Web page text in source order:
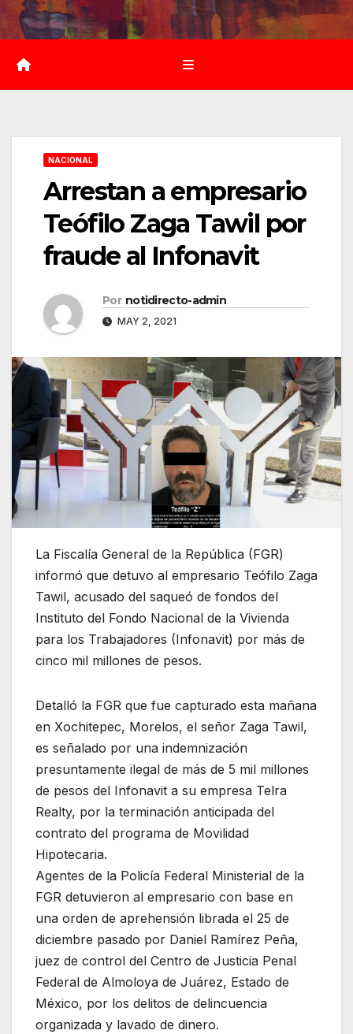
Saltar
al
contenido
NACIONAL
Arrestan a empresario
Teófilo Zaga Tawil por
fraude al Infonavit
Por notidirecto-admin
MAY 2, 2021
La Fiscalía General de la República (FGR)
informó que detuvo al empresario Teófilo Zaga
Tawil, acusado del saqueó de fondos del
Instituto del Fondo Nacional de la Vivienda
para los Trabajadores (Infonavit) por más de
cinco mil millones de pesos.
Detalló la FGR que fue capturado esta mañana
en Xochitepec, Morelos, el señor Zaga Tawil,
es señalado por una indemnización
presuntamente ilegal de más de 5 mil millones
de pesos del Infonavit a su empresa Telra
Realty, por la terminación anticipada del
contrato del programa de Movilidad
Hipotecaria.
Agentes de la Policía Federal Ministerial de la
FGR detuvieron al empresario con base en
una orden de aprehensión librada el 25 de
diciembre pasado por Daniel Ramírez Peña,
juez de control del Centro de Justicia Penal
Federal de Almoloya de Juárez, Estado de
México, por los delitos de delincuencia
organizada y lavado de dinero.